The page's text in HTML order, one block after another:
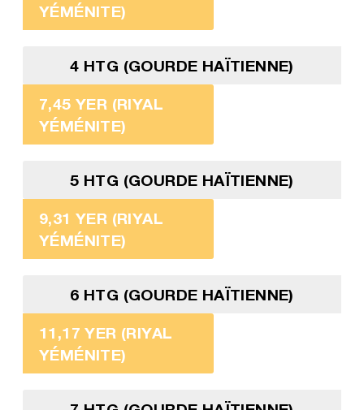
YÉMÉNITE)
4 HTG (GOURDE HAÏTIENNE)
7,45 YER (RIYAL
YÉMÉNITE)
5 HTG (GOURDE HAÏTIENNE)
9,31 YER (RIYAL
YÉMÉNITE)
6 HTG (GOURDE HAÏTIENNE)
11,17 YER (RIYAL
YÉMÉNITE)